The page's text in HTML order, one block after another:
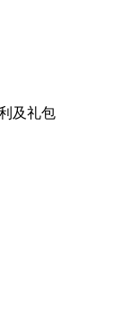
及礼包